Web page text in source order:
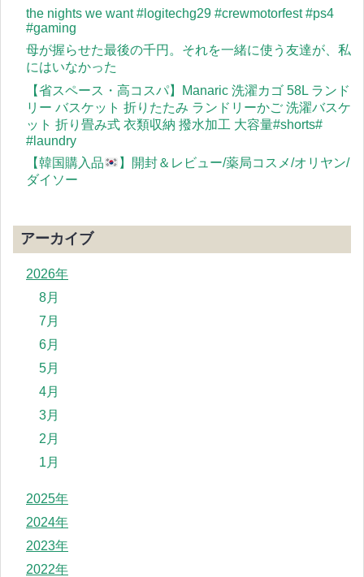
the nights we want #logitechg29 #crewmotorfest #ps4
#gaming
母が握らせた最後の千円。それを一緒に使う友達が、私
にはいなかった
【省スペース・高コスパ】Manaric 洗濯カゴ 58L ランド
リー バスケット 折りたたみ ランドリーかご 洗濯バスケ
ット 折り畳み式 衣類収納 撥水加工 大容量#shorts#
#laundry
【韓国購入品
】開封＆レビュー/薬局コスメ/オリヤン/
ダイソー
アーカイブ
2026年
8月
7月
6月
5月
4月
3月
2月
1月
2025年
2024年
2023年
2022年